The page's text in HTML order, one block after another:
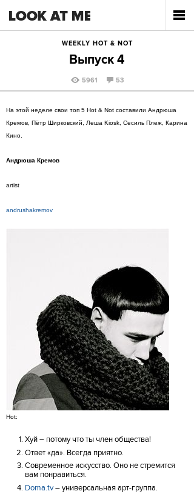
WEEKLY HOT & NOT
Выпуск 4
5961 53
На этой неделе свои топ 5 Hot & Not составили Андрюша
Кремов, Пётр Ширковский, Леша Kiosk, Сесиль Плеж, Карина
Кино.
Андрюша Кремов
artist
andrushakremov
Hot:
Хуй – потому что ты член общества!
Ответ «да». Всегда приятно.
Современное искусство. Оно не стремится
вам понравиться.
Doma.tv– универсальная арт-группа.